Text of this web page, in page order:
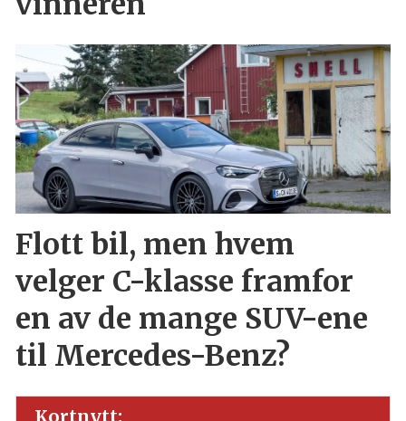
Flott bil, men hvem
velger C-klasse framfor
en av de mange SUV-ene
til Mercedes-Benz?
Kortnytt: